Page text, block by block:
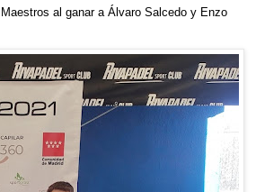
al ganar a Álvaro Salcedo y Enzo